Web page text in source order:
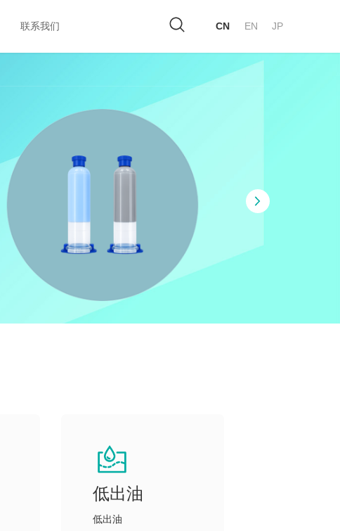
联系我们 CN EN JP
低出油
低出油